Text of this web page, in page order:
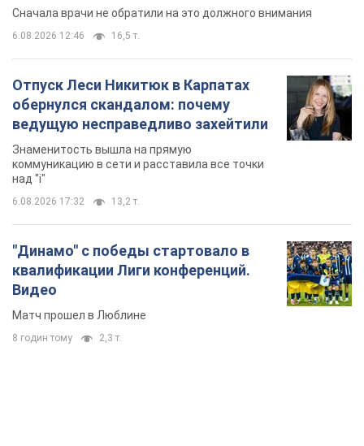
"Динамо" с победы стартовало в
квалификации Лиги конференций.
Видео
Матч прошел в Люблине
8 годин тому 2,3 т.